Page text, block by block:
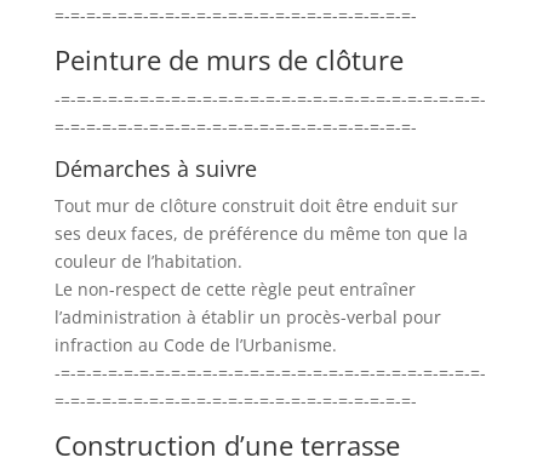
=-=-=-=-=-=-=-=-=-=-=-=-=-=-=-=-=-=-=-=-=-=-=-
Peinture de murs de clôture
-=-=-=-=-=-=-=-=-=-=-=-=-=-=-=-=-=-=-=-=-=-=-=-=-=-=-=-
=-=-=-=-=-=-=-=-=-=-=-=-=-=-=-=-=-=-=-=-=-=-=-
Démarches à suivre
Tout mur de clôture construit doit être enduit sur
ses deux faces, de préférence du même ton que la
couleur de l’habitation.
Le non-respect de cette règle peut entraîner
l’administration à établir un procès-verbal pour
infraction au Code de l’Urbanisme.
-=-=-=-=-=-=-=-=-=-=-=-=-=-=-=-=-=-=-=-=-=-=-=-=-=-=-=-
=-=-=-=-=-=-=-=-=-=-=-=-=-=-=-=-=-=-=-=-=-=-=-
Construction d’une terrasse